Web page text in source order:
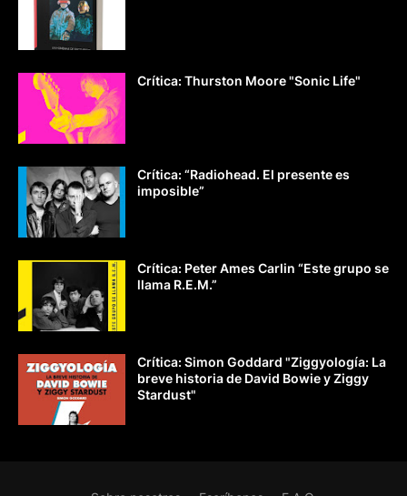
Crítica: Thurston Moore "Sonic Life"
Crítica: “Radiohead. El presente es
imposible”
Crítica: Peter Ames Carlin “Este grupo se
llama R.E.M.”
Crítica: Simon Goddard "Ziggyología: La
breve historia de David Bowie y Ziggy
Stardust"